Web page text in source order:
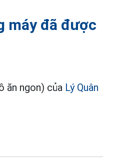
máy đã được
ăn ngon) của Lý Quân